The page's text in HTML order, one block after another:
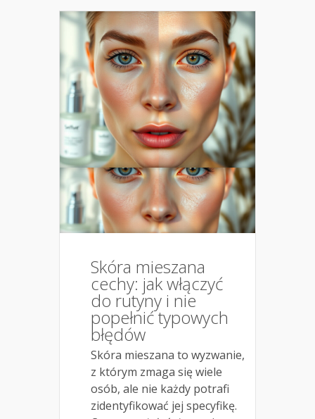
Skóra mieszana
cechy: jak włączyć
do rutyny i nie
popełnić typowych
błędów
Skóra mieszana to wyzwanie,
z którym zmaga się wiele
osób, ale nie każdy potrafi
zidentyfikować jej specyfikę.